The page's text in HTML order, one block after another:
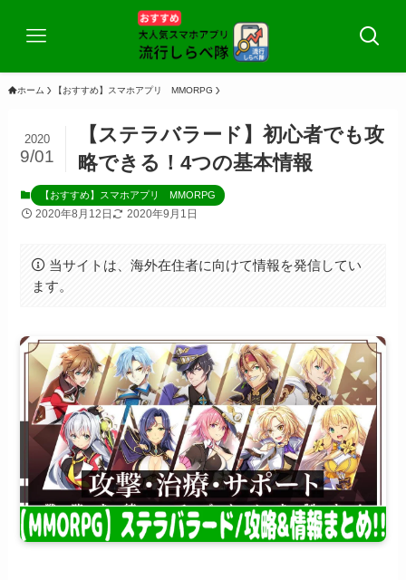
ホーム 【おすすめ】スマホアプリ MMORPG
【ステラバラード】初心者でも攻
略できる！4つの基本情報
2020
9/01
【おすすめ】スマホアプリ MMORPG
2020年8月12日 2020年9月1日
当サイトは、海外在住者に向けて情報を発信してい
ます。